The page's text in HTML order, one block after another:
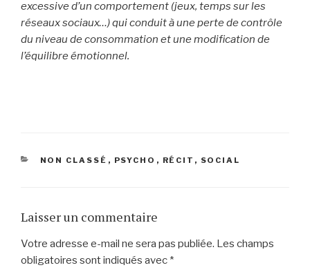
excessive d’un comportement (jeux, temps sur les
réseaux sociaux…) qui conduit à une perte de contrôle
du niveau de consommation et une modification de
l’équilibre émotionnel.
CATÉGORIES
NON CLASSÉ , PSYCHO , RÉCIT , SOCIAL
Laisser un commentaire
Votre adresse e-mail ne sera pas publiée. Les champs
obligatoires sont indiqués avec *